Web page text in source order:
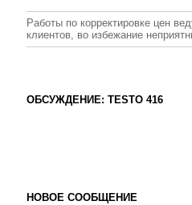
Работы по корректировке цен
клиентов, во избежание
ОБСУЖДЕНИЕ: TESTO 416
НОВОЕ СООБЩЕНИЕ